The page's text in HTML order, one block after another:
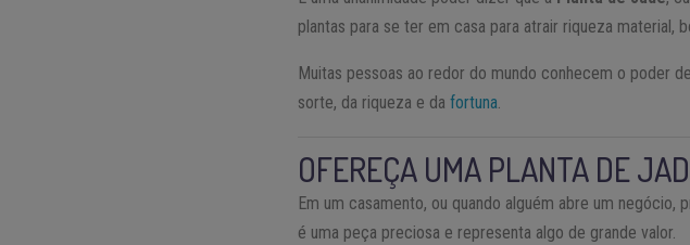
plantas para se ter em casa para atrair riqueza material,
Muitas pessoas ao redor do mundo conhecem o poder
sorte, da riqueza e dafortuna.
OFEREÇA UMA PLANTA DE
Em um casamento, ou quando alguém abre um
é uma peça preciosa e representa algo de grande valor.